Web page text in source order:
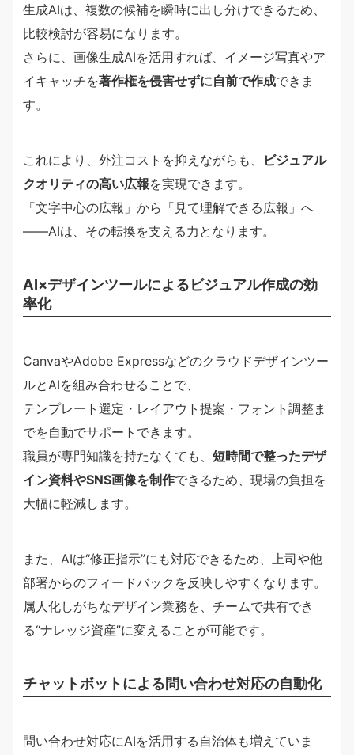
生成AIは、複数の候補を瞬時に出し分けできるため、
比較検討が容易になります。
さらに、画像生成AIを活用すれば、イメージ写真やア
イキャッチを著作権を侵害せずに自前で作成できま
す。
これにより、外注コストを抑えながらも、
ビジュアル
クオリティの高い広報を実現できます。
「文字中心の広報」から「見て理解できる広報」へ
――AIは、その転換を支える力となります。
AI×デザインツールによるビジュアル作成の効
率化
CanvaやAdobe Expressなどのクラウドデザインツー
ルとAIを組み合わせることで、
テンプレート選定・レイアウト提案・フォント調整ま
でを自動でサポートできます。
職員が専門知識を持たなくても、 短時間で整ったデザ
イン資料やSNS画像を制作できるため、現場の負担を
大幅に軽減します。
また、AIは“修正指示”にも対応できるため、上司や他
部署からのフィードバックを反映しやすくなります。
属人化しがちなデザイン業務を、チームで共有でき
る“ナレッジ資産”に変えることが可能です。
チャットボットによる問い合わせ対応の自動化
問い合わせ対応にAIを活用する自治体も増えていま